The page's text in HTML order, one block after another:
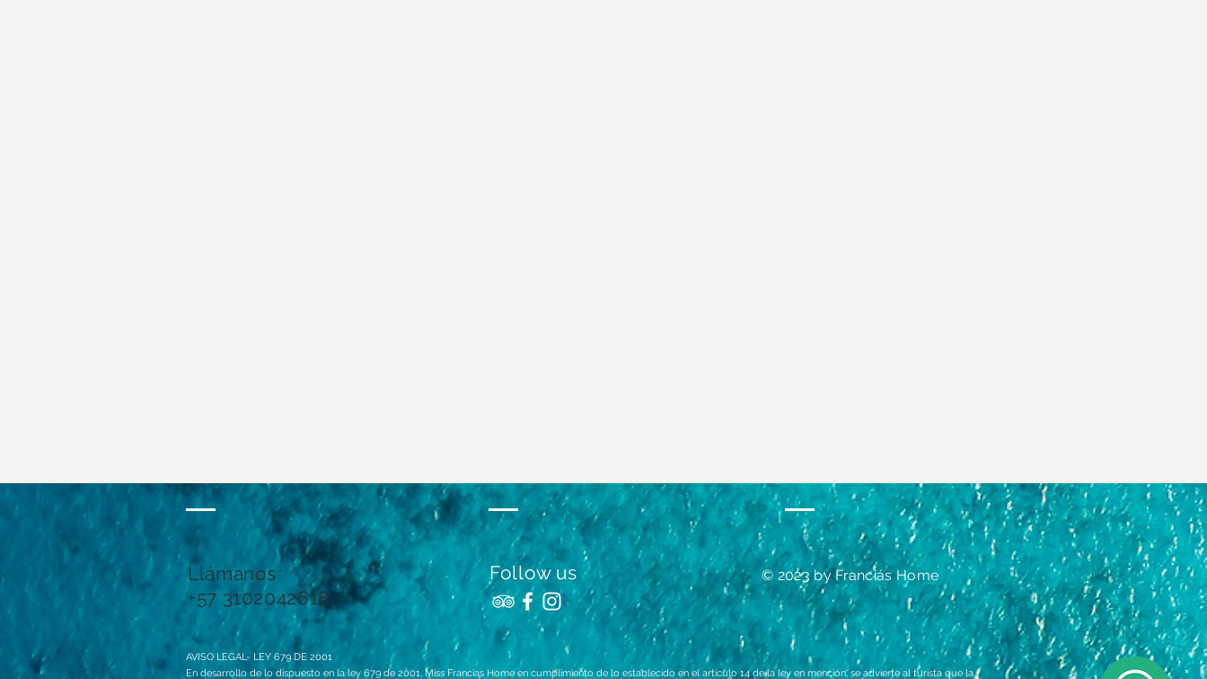
Llámanos
+57 3102042618
Follow us © 2023 by Franciás Home
AVISO LEGAL- LEY 679 DE 2001
En desarrollo de lo dispuesto en la ley 679 de 2001, Miss Francias Home en cumplimiento de lo establecido en el artículo 14 de la ley en mención, se advierte al turista que la